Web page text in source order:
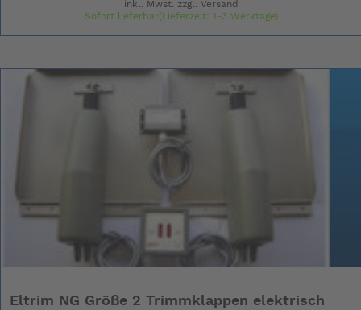
inkl. Mwst. zzgl. Versand
Sofort lieferbar(Lieferzeit: 1-3 Werktage)
Eltrim NG Größe 2 Trimmklappen elektrisch